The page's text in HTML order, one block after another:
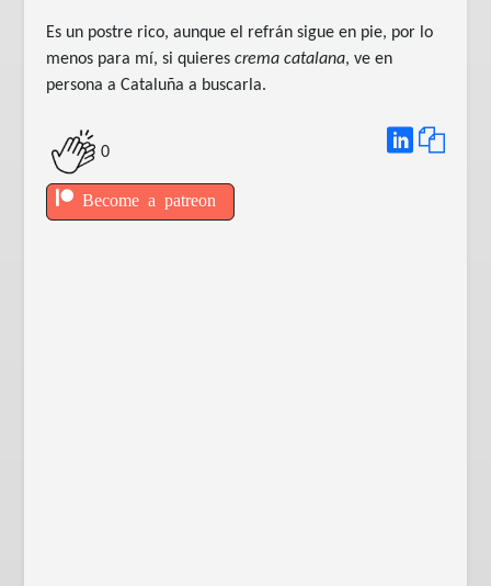
Es un postre rico, aunque el refrán sigue en pie, por lo
menos para mí, si quierescrema catalana, ve en
persona a Cataluña a buscarla.
0
Become a patreon